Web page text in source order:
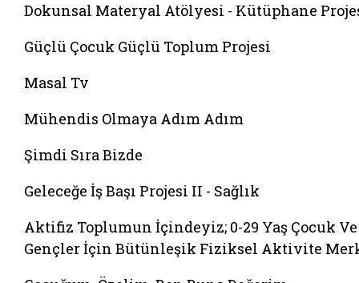
Dokunsal Materyal Atölyesi - Kütüphane
Güçlü Çocuk Güçlü Toplum Projesi
Masal Tv
Mühendis Olmaya Adım Adım
Şimdi Sıra Bizde
Geleceğe İş Başı Projesi II - Sağlık
Aktifiz Toplumun İçindeyiz; 0-29 Yaş Çocuk Ve
Gençler İçin Bütünleşik Fiziksel Aktivite